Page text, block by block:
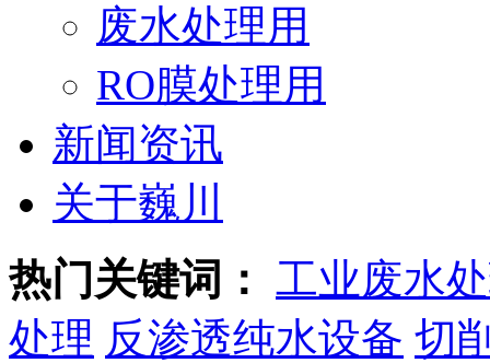
废水处理用
RO膜处理用
新闻资讯
关于巍川
热门关键词： 工业废水
处理 反渗透纯水设备 切